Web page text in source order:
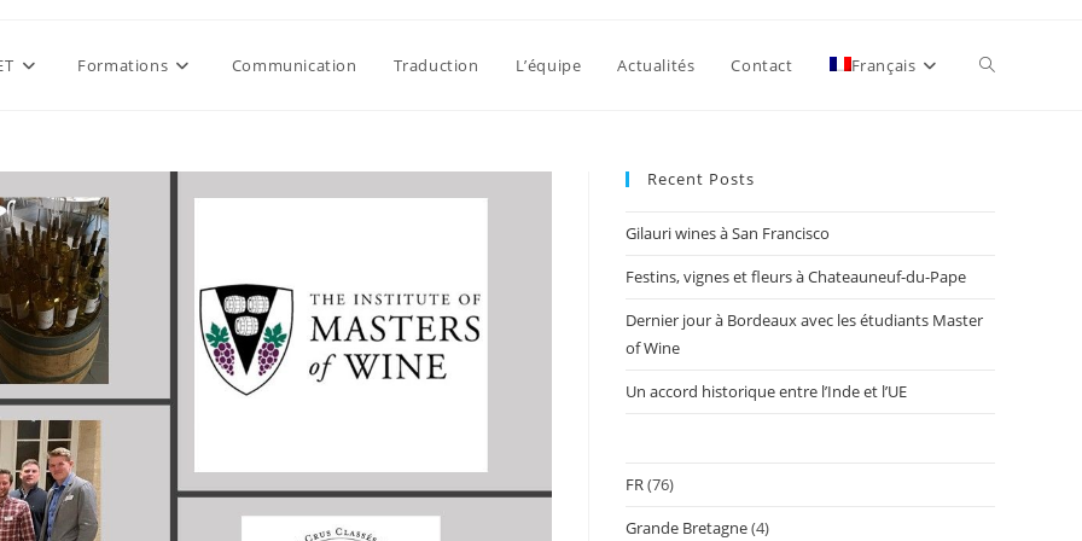
Formations Communication Traduction L’équipe Actualités Contact Français
Recent Posts
Gilauri wines à San Francisco
Festins, vignes et fleurs à Chateauneuf-du-Pape
Dernier jour à Bordeaux avec les étudiants Master
of Wine
Un accord historique entre l’Inde et l’UE
FR(76)
Grande Bretagne(4)